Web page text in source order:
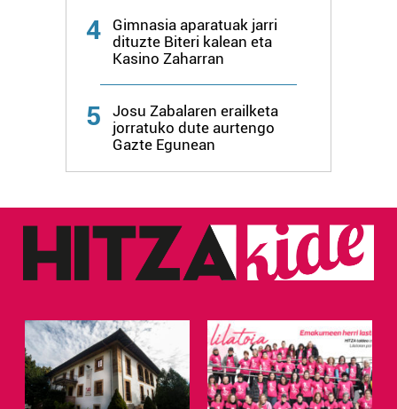
Webgune honek cookie propioak eta hirugarrenen cookie-
baliatzen gara. Ohar hau onartuz gero, teknologia hori
erabiltzeko baimen esplizitua ematen diguzu.
4
Gimnasia aparatuak jarri
dituzte Biteri kalean eta
Kasino Zaharran
5
Josu Zabalaren erailketa
jorratuko dute aurtengo
Gazte Egunean